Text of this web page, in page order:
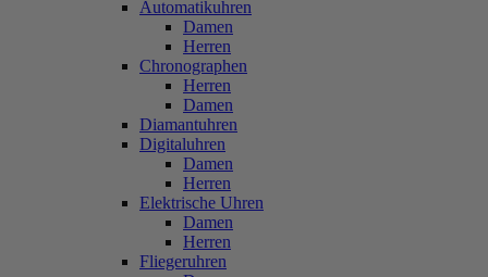
Automatikuhren
Damen
Herren
Chronographen
Herren
Damen
Diamantuhren
Digitaluhren
Damen
Herren
Elektrische Uhren
Damen
Herren
Fliegeruhren